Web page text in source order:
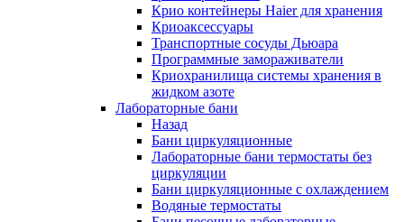
Крио контейнеры Haier для хранения
Криоаксессуары
Транспортные сосуды Дьюара
Программные замораживатели
Криохранилища системы хранения в
жидком азоте
Лабораторные бани
Назад
Бани циркуляционные
Лабораторные бани термостаты без
циркуляции
Бани циркуляционные с охлаждением
Водяные термостаты